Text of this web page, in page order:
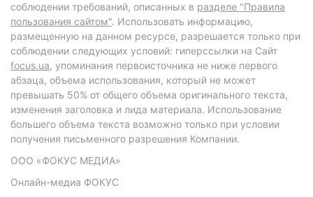
соблюдении требований, описанных в разделе "Правила
пользования сайтом". Использовать информацию,
размещенную на данном ресурсе, разрешается только при
соблюдении следующих условий: гиперссылки на Сайт
focus.ua, упоминания первоисточника не ниже первого
абзаца, объема использования, который не может
превышать 50% от общего объема оригинального текста,
изменения заголовка и лида материала. Использование
большего объема текста возможно только при условии
получения письменного разрешения Компании.
ООО «ФОКУС МЕДИА»
Онлайн-медиа ФОКУС